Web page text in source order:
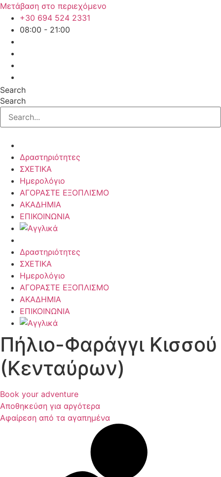
Μετάβαση στο περιεχόμενο
+30 694 524 2331
08:00 - 21:00
Search
Search
Δραστηριότητες
ΣΧΕΤΙΚΑ
Ημερολόγιο
ΑΓΟΡΑΣΤΕ ΕΞΟΠΛΙΣΜΟ
ΑΚΑΔΗΜΙΑ
ΕΠΙΚΟΙΝΩΝΙΑ
Δραστηριότητες
ΣΧΕΤΙΚΑ
Ημερολόγιο
ΑΓΟΡΑΣΤΕ ΕΞΟΠΛΙΣΜΟ
ΑΚΑΔΗΜΙΑ
ΕΠΙΚΟΙΝΩΝΙΑ
Πήλιο-Φαράγγι Κισσού
(Κενταύρων)
Book your adventure
Αποθηκεύση για αργότερα
Αφαίρεση από τα αγαπημένα